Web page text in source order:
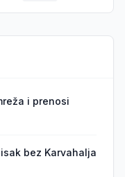
i prenosi
bez Karvahalja